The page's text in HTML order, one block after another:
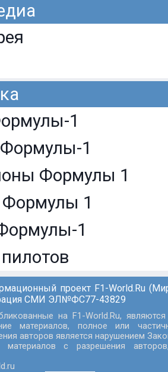
1
1
Формулы 1
Формулы 1
1
проект F1-World.Ru
СМИ ЭЛ№ФС77-43829
на F1-World.Ru,
материалов, полное или
авторов является нарушением
материалов с разрешения